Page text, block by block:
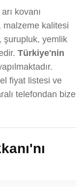
kovanı
malzeme kalitesi
şurupluk, yemlik
Türkiye'nin
fiyat listesi ve
telefondan bize